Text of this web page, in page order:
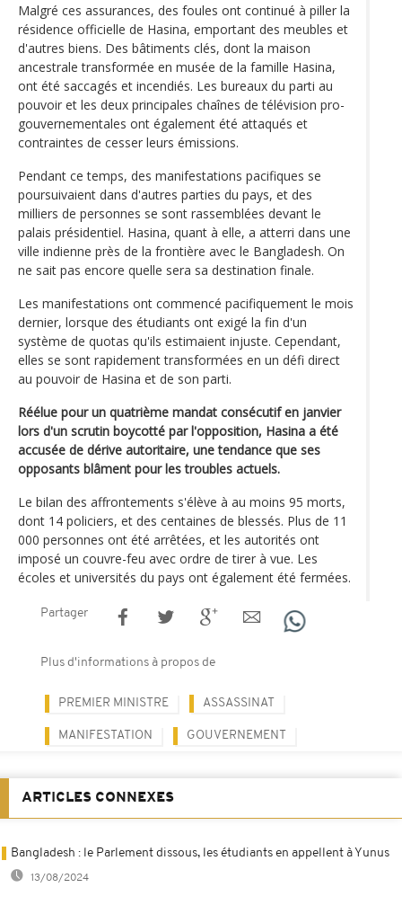
Malgré ces assurances, des foules ont continué à piller la
résidence officielle de Hasina, emportant des meubles et
d'autres biens. Des bâtiments clés, dont la maison
ancestrale transformée en musée de la famille Hasina,
ont été saccagés et incendiés. Les bureaux du parti au
pouvoir et les deux principales chaînes de télévision pro-
gouvernementales ont également été attaqués et
contraintes de cesser leurs émissions.
Pendant ce temps, des manifestations pacifiques se
poursuivaient dans d'autres parties du pays, et des
milliers de personnes se sont rassemblées devant le
palais présidentiel. Hasina, quant à elle, a atterri dans une
ville indienne près de la frontière avec le Bangladesh. On
ne sait pas encore quelle sera sa destination finale.
Les manifestations ont commencé pacifiquement le mois
dernier, lorsque des étudiants ont exigé la fin d'un
système de quotas qu'ils estimaient injuste. Cependant,
elles se sont rapidement transformées en un défi direct
au pouvoir de Hasina et de son parti.
Réélue pour un quatrième mandat consécutif en janvier
lors d'un scrutin boycotté par l'opposition, Hasina a été
accusée de dérive autoritaire, une tendance que ses
opposants blâment pour les troubles actuels.
Le bilan des affrontements s'élève à au moins 95 morts,
dont 14 policiers, et des centaines de blessés. Plus de 11
000 personnes ont été arrêtées, et les autorités ont
imposé un couvre-feu avec ordre de tirer à vue. Les
écoles et universités du pays ont également été fermées.
Partager
Plus d'informations à propos de
PREMIER MINISTRE ASSASSINAT
MANIFESTATION GOUVERNEMENT
ARTICLES CONNEXES
Bangladesh : le Parlement dissous, les étudiants en appellent à Yunus
13/08/2024